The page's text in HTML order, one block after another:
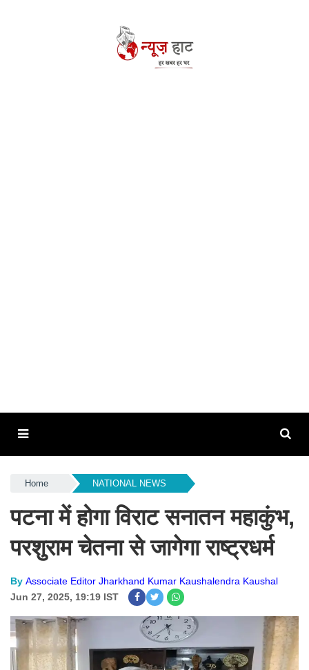
Home NATIONAL NEWS
पटना में होगा विराट सनातन महाकुंभ,
परशुराम चेतना से जागेगा राष्ट्रधर्म
By Associate Editor Jharkhand Kumar Kaushalendra Kaushal
Jun 27, 2025, 19:19 IST